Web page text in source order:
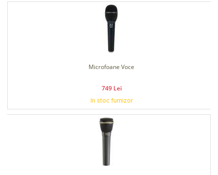
Microfoane Voce
749 Lei
In stoc furnizor